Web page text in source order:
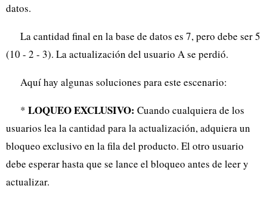
datos.
La cantidad final en la base de datos es 7, pero debe ser 5
(10 - 2 - 3). La actualización del usuario A se perdió.
Aquí hay algunas soluciones para este escenario:
* LOQUEO EXCLUSIVO: Cuando cualquiera de los
usuarios lea la cantidad para la actualización, adquiera un
bloqueo exclusivo en la fila del producto. El otro usuario
debe esperar hasta que se lance el bloqueo antes de leer y
actualizar.